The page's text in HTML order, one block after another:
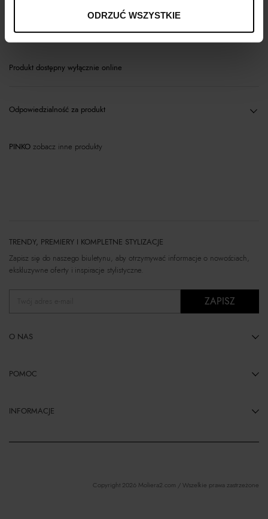
ODRZUĆ WSZYSTKIE
Materiał
Produkt dostępny wyłącznie online
Odpowiedzialność za produkt
PINKO zobacz inne produkty
TRENDY, PREMIERY I KOMPLETNE STYLIZACJE
Zapisz się do naszego biuletynu, aby otrzymywać informacje o nowościach,
ekskluzywne oferty i inspiracje stylistyczne.
ZAPISZ
O NAS
POMOC
INFORMACJE
Copyright 2026 Moliera2.com / Wszelkie prawa zastrzeżone